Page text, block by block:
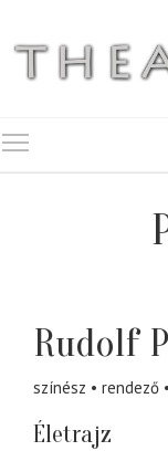
Rudolf
színész rendező
Életrajz